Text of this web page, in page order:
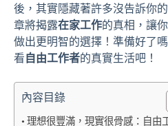
後，其實隱藏著許多沒告訴你
章將揭露在家工作的真相，讓
做出更明智的選擇！準備好了
看 自由工作者的真實生活吧！
內容目錄
理想很豐滿，現實很骨感：自由